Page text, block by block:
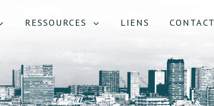
RESSOURCES LIENS CONTACT